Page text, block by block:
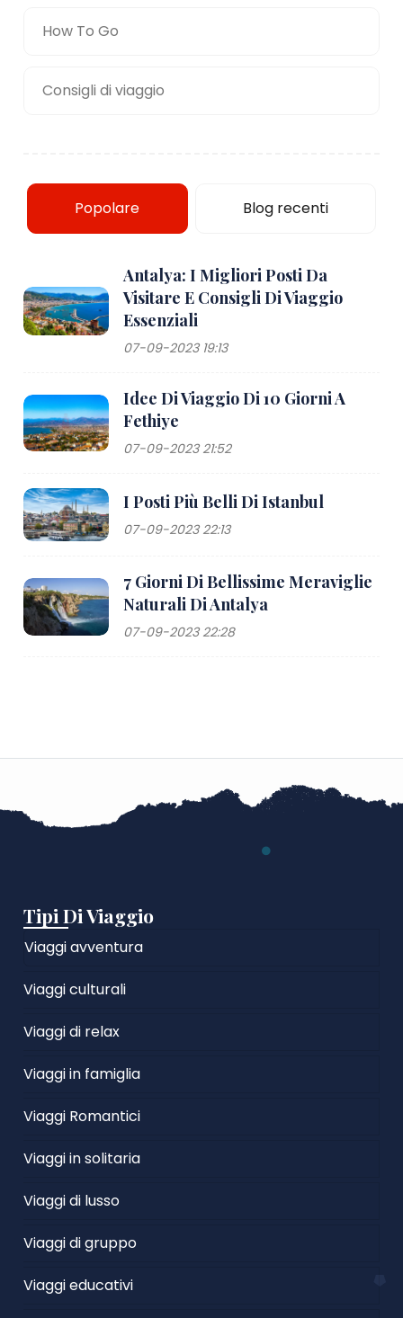
How To Go
Consigli di viaggio
Popolare Blog recenti
Antalya: I Migliori Posti Da
Visitare E Consigli Di Viaggio
Essenziali
07-09-2023 19:13
Idee Di Viaggio Di 10 Giorni A
Fethiye
07-09-2023 21:52
I Posti Più Belli Di Istanbul
07-09-2023 22:13
7 Giorni Di Bellissime Meraviglie
Naturali Di Antalya
07-09-2023 22:28
Tipi Di Viaggio
Viaggi avventura
Viaggi culturali
Viaggi di relax
Viaggi in famiglia
Viaggi Romantici
Viaggi in solitaria
Viaggi di lusso
Viaggi di gruppo
Viaggi educativi